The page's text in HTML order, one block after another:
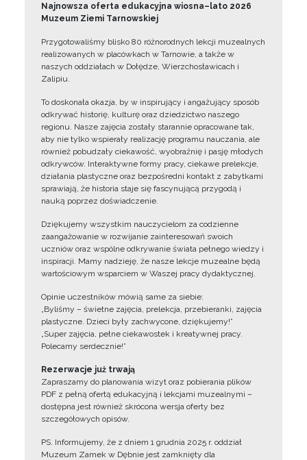
Najnowsza oferta edukacyjna wiosna–lato 2026
Muzeum Ziemi Tarnowskiej
Przygotowaliśmy blisko 80 różnorodnych lekcji muzealnych
realizowanych w placówkach w Tarnowie, a także w
naszych oddziałach w Dołędze, Wierzchosławicach i
Zalipiu.
To doskonała okazja, by w inspirujący i angażujący sposób
odkrywać historię, kulturę oraz dziedzictwo naszego
regionu. Nasze zajęcia zostały starannie opracowane tak,
aby nie tylko wspierały realizację programu nauczania, ale
również pobudzały ciekawość, wyobraźnię i pasję młodych
odkrywców. Interaktywne formy pracy, ciekawe prelekcje,
działania plastyczne oraz bezpośredni kontakt z zabytkami
sprawiają, że historia staje się fascynującą przygodą i
nauką poprzez doświadczenie.
Dziękujemy wszystkim nauczycielom za codzienne
zaangażowanie w rozwijanie zainteresowań swoich
uczniów oraz wspólne odkrywanie świata pełnego wiedzy i
inspiracji. Mamy nadzieję, że nasze lekcje muzealne będą
wartościowym wsparciem w Waszej pracy dydaktycznej.
Opinie uczestników mówią same za siebie:
„Byliśmy – świetne zajęcia, prelekcja, przebieranki, zajęcia
plastyczne. Dzieci były zachwycone, dziękujemy!”
„Super zajęcia, pełne ciekawostek i kreatywnej pracy.
Polecamy serdecznie!”
Rezerwacje już trwają
Zapraszamy do planowania wizyt oraz pobierania plików
PDF z pełną ofertą edukacyjną i lekcjami muzealnymi –
dostępna jest również skrócona wersja oferty bez
szczegółowych opisów.
PS. Informujemy, że z dniem 1 grudnia 2025 r. oddział
Muzeum Zamek w Dębnie jest zamknięty dla